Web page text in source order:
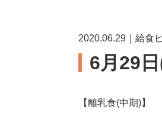
2020.06.29｜給食
6月29
【離乳食(中期)】